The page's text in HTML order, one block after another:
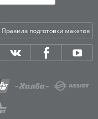
Правила подготовки макетов